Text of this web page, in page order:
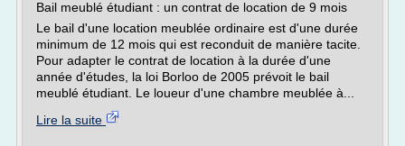
Bail meublé étudiant : un contrat de location de 9 mois
Le bail d'une location meublée ordinaire est d'une durée
minimum de 12 mois qui est reconduit de manière tacite.
Pour adapter le contrat de location à la durée d'une
année d'études, la loi Borloo de 2005 prévoit le bail
meublé étudiant. Le loueur d'une chambre meublée à...
Lire la suite